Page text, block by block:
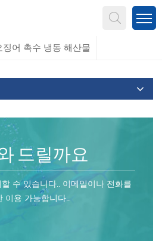
징어 촉수 냉동 해산물
드릴까요
수 있습니다.. 이메일이나 전화를
용 가능합니다..